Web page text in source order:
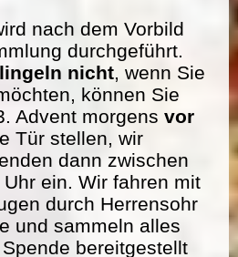
nach dem Vorbild
durchgeführt.
nicht, wenn Sie
können Sie
Advent morgens vor
Tür stellen, wir
dann zwischen
ein. Wir fahren mit
durch Herrensohr
und sammeln alles
bereitgestellt